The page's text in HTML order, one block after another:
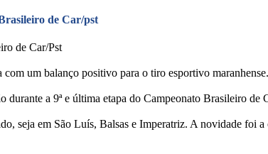
de Car/pst
de Car/Pst
um balanço positivo para o tiro esportivo maranhense.
a 9ª e última etapa do Campeonato Brasileiro de
seja em São Luís, Balsas e Imperatriz. A novidade